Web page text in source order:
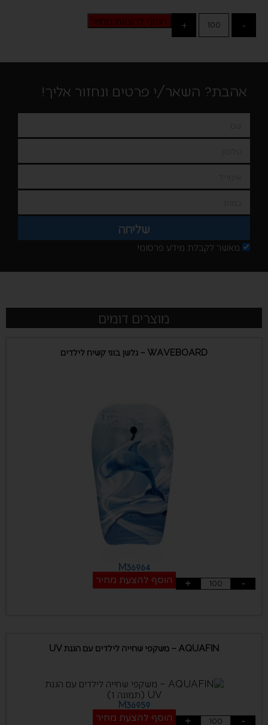
-
+ הוסף להצעת מחיר
אהבת? השאר/י פרטים ונחזור אליך!
מאשר לקבלת מידע פרסומי
שליחה
מוצרים דומים
WAVEBOARD – גלשן בוגי קשיח לילדים
M36964
-
+ הוסף להצעת מחיר
AQUAFIN – משקפי שחייה לילדים עם הגנת UV
M36959
-
+ הוסף להצעת מחיר